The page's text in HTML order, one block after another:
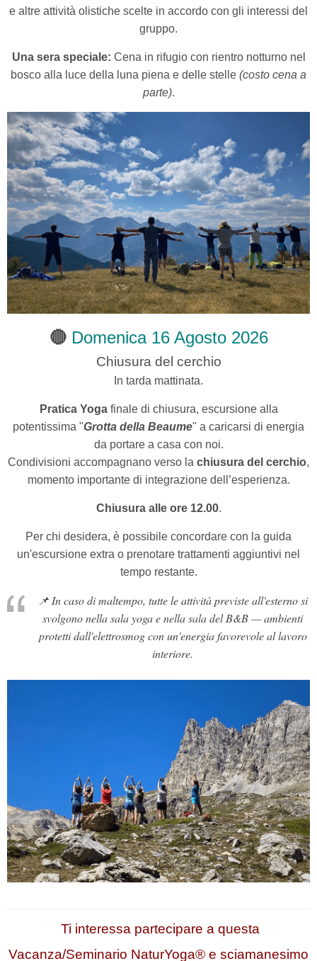
e altre attività olistiche scelte in accordo con gli interessi del
gruppo.
Una sera speciale: Cena in rifugio con rientro notturno nel
bosco alla luce della luna piena e delle stelle (costo cena a
parte).
🔴 Domenica 16 Agosto 2026
Chiusura del cerchio
In tarda mattinata.
Pratica Yogafinale di chiusura, escursione alla
potentissima "Grotta della Beaume" a caricarsi di energia
da portare a casa con noi.
Condivisioni accompagnano verso la chiusura del cerchio,
momento importante di integrazione dell’esperienza.
Chiusura alle ore 12.00.
Per chi desidera, è possibile concordare con la guida
un'escursione extra o prenotare trattamenti aggiuntivi nel
tempo restante.
📌In caso di maltempo, tutte le attività previste all'esterno si
svolgono nella sala yoga e nella sala del B&B — ambienti
protetti dall'elettrosmog con un'energia favorevole al lavoro
interiore.
Ti interessa partecipare a questa
Vacanza/Seminario NaturYoga® e sciamanesimo